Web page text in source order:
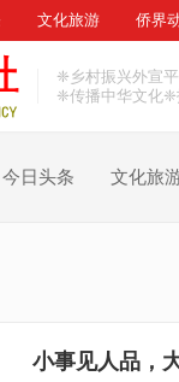
文化旅游 侨界
❈乡村振兴外宣
❈传播中华文化
今日头条 文化旅
小事见人品，